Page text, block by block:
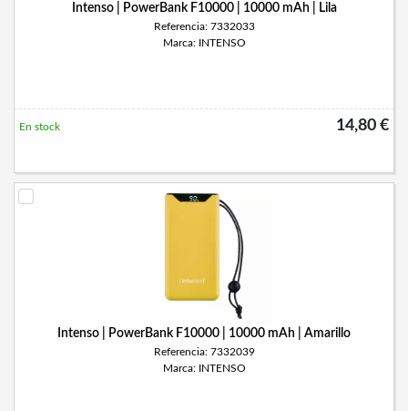
Intenso | PowerBank F10000 | 10000 mAh | Lila
Referencia: 7332033
Marca: INTENSO
14,80 €
En stock
Intenso | PowerBank F10000 | 10000 mAh | Amarillo
Referencia: 7332039
Marca: INTENSO